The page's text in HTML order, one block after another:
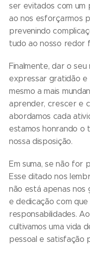
ser evitados com um
ao nos esforçarmos
prevenindo
tudo ao nosso redor
Finalmente, dar o
expressar gratidão e
mesmo a mais
aprender, crescer e
abordamos cada
estamos honrando o
nossa disposição.
Em suma, se não for
Esse ditado nos
não está apenas nos
e dedicação com
responsabilidades.
cultivamos uma vida
pessoal e satisfação